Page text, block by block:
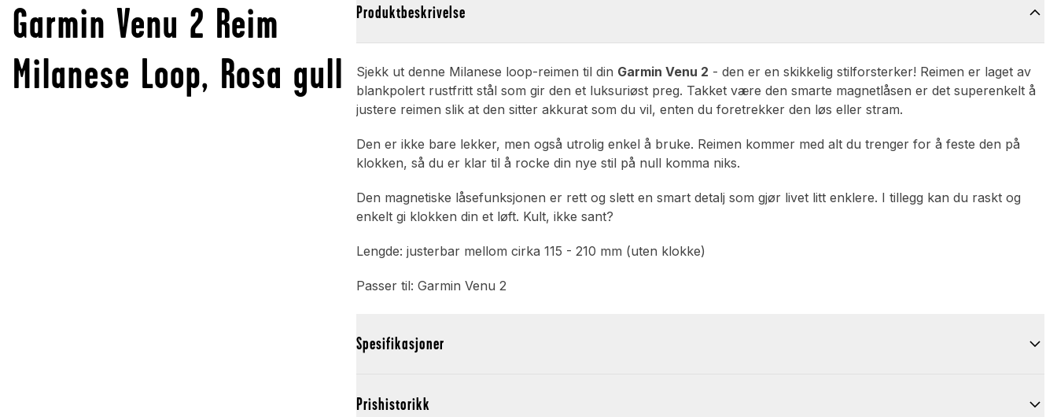
Garmin Venu 2 Reim
Milanese Loop, Rosa gull
Produktbeskrivelse
Sjekk ut denne Milanese loop-reimen til din Garmin Venu 2 - den er en skikkelig stilforsterker! Reimen er laget av
blankpolert rustfritt stål som gir den et luksuriøst preg. Takket være den smarte magnetlåsen er det superenkelt å
justere reimen slik at den sitter akkurat som du vil, enten du foretrekker den løs eller stram.
Den er ikke bare lekker, men også utrolig enkel å bruke. Reimen kommer med alt du trenger for å feste den på
klokken, så du er klar til å rocke din nye stil på null komma niks.
Den magnetiske låsefunksjonen er rett og slett en smart detalj som gjør livet litt enklere. I tillegg kan du raskt og
enkelt gi klokken din et løft. Kult, ikke sant?
Lengde: justerbar mellom cirka 115 - 210 mm (uten klokke)
Passer til: Garmin Venu 2
Spesifikasjoner
Prishistorikk